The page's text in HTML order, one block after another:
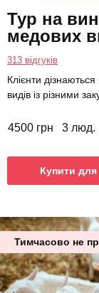
Тур на
медових
313 відгуків
Клієнти
видів із різними
4500 грн 3 люд.
Купити для
Тимчасово не